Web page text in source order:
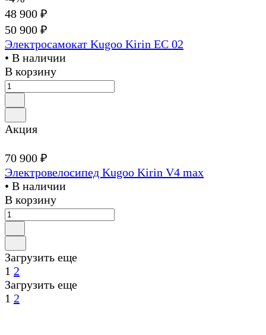
48 900 ₽
50 900 ₽
Электросамокат Kugoo Kirin EC 02
• В наличии
В корзину
Акция
70 900 ₽
Электровелосипед Kugoo Kirin V4 max
• В наличии
В корзину
Загрузить еще
1 2
Загрузить еще
1 2